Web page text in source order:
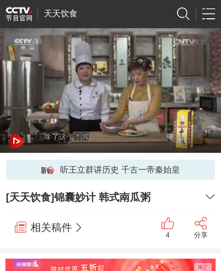
天天饮食
听王立群讲历史 千古一帝秦始皇
[天天饮食]锦囊妙计 韩式南瓜粥
相关稿件
4 分享